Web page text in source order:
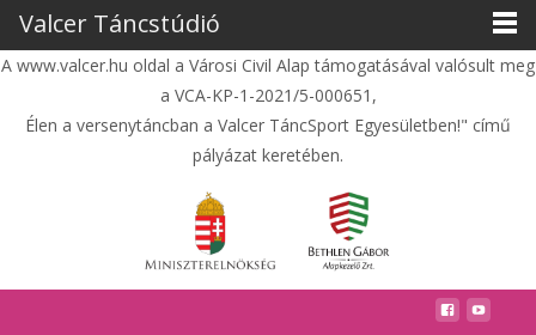
A www.valcer.hu oldal a Városi Civil Alap támogatásával valósult meg
a VCA-KP-1-2021/5-000651,
Élen a versenytáncban a Valcer TáncSport Egyesületben!" című
pályázat keretében.
Valcer Táncstúdió